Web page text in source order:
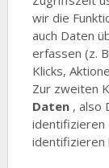
wir die
auch Daten
erfassen (z.
Klicks,
Zur zweiten
Daten, also
identifizieren
identifizieren